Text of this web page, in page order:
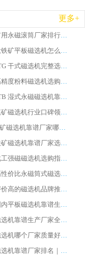
更多+
2026 矿用永磁滚筒厂家排行榜选购指南，行业口碑领域强者华体会手机网页版-华体会(中国)
2026 钛铁矿平板磁选机怎么选 靠谱生产企业实力排行榜选购参考攻略
2026CTG 干式磁选机完整选购指南 行业口碑顶尖靠谱生产龙头厂家实力推荐
2026 高精度粉料磁选机选购全攻略 行业优质品牌华体会手机网页版-华体会(中国) 实力深度解析
2026CTB 湿式永磁磁选机靠谱厂家实力排行榜 铁矿选矿设备采购全流程选购指南
2026 尾矿磁选机行业口碑领域强者，源头直供国内主流厂家华体会手机网页版-华体会(中国) 一站式服务
2026尾矿磁选机靠谱厂家哪家好 行业口碑领域强者华体会手机网页版-华体会(中国) 推荐
2026 铁矿磁选机靠谱厂家选购全攻略 行业标杆华体会手机网页版-华体会(中国) 设备性价比出众
2026 化工强磁磁选机选购指南 5 家行业口碑靠谱厂家领域强者推荐
2026 高性价比永磁筒式磁选机品牌盘点 行业强者口碑实测选购完整指南
2026 评价高的磁选机品牌推荐选购指南，永磁筒式磁选机设备领域强者全景行业口碑解析
2026 国内平板磁选机靠谱生产厂家推荐排名|行业口碑选购指南，领域强者按需选设备
2026 磁选机靠谱生产厂家全梳理 分场景选型行业头部品牌选购参考攻略
2026 磁选机哪个厂家质量好？十大靠谱磁电企业排名选购指南
2026 磁选机靠谱厂家排名｜华体会手机网页版-华体会(中国) 高性价比磁选机磁电品牌